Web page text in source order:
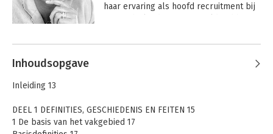
haar ervaring als hoofd recruitment bij
haar vakgebied.
Nederland.
Andere boeken door Gusta
Timmermans
Inhoudsopgave
Inleiding 13
DEEL 1 DEFINITIES, GESCHIEDENIS EN FEITEN 15
1 De basis van het vakgebied 17